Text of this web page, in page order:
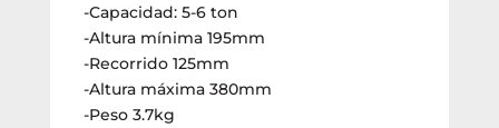
-Capacidad: 5-6 ton
-Altura mínima 195mm
-Recorrido 125mm
-Altura máxima 380mm
-Peso 3.7kg